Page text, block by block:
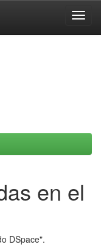
en el
DSpace".